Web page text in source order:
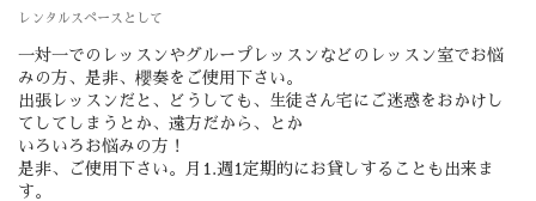
レンタルスペースとして
一対一でのレッスンやグループレッスンなどのレッスン室でお悩
みの方、是非、櫻奏をご使用下さい。
出張レッスンだと、どうしても、生徒さん宅にご迷惑をおかけし
てしてしまうとか、遠方だから、とか
いろいろお悩みの方！
是非、ご使用下さい。月1.週1定期的にお貸しすることも出来ま
す。